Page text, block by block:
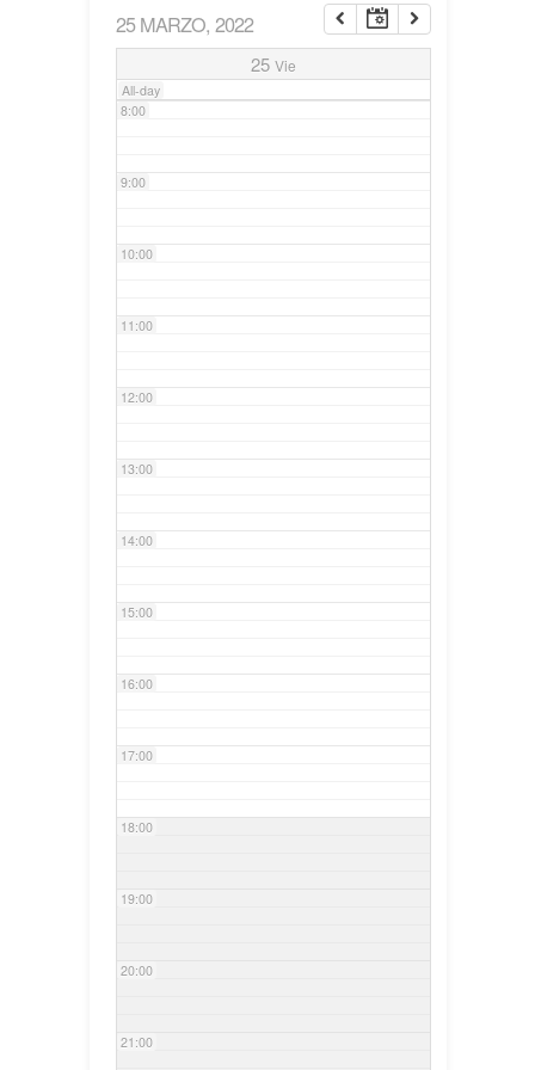
25 MARZO, 2022
25 Vie
All-day
7:00
8:00
9:00
10:00
11:00
12:00
13:00
14:00
15:00
16:00
17:00
18:00
19:00
20:00
21:00